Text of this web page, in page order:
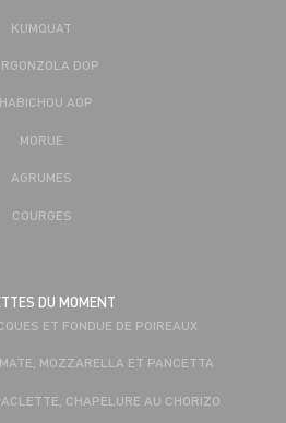
KUMQUAT
DOP
AOP
MORUE
AGRUMES
COURGES
DU MOMENT
ET FONDUE DE POIREAUX
MOZZARELLA ET PANCETTA
CHAPELURE AU CHORIZO